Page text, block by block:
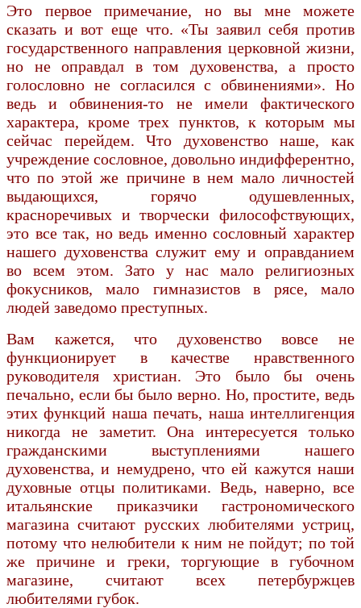
Это первое примечание, но вы мне можете
сказать и вот еще что. «Ты заявил себя против
государственного направления церковной жизни,
но не оправдал в том духовенства, а просто
голословно не согласился с обвинениями». Но
ведь и обвинения-то не имели фактического
характера, кроме трех пунктов, к которым мы
сейчас перейдем. Что духовенство наше, как
учреждение сословное, довольно индифферентно,
что по этой же причине в нем мало личностей
выдающихся, горячо одушевленных,
красноречивых и творчески философствующих,
это все так, но ведь именно сословный характер
нашего духовенства служит ему и оправданием
во всем этом. Зато у нас мало религиозных
фокусников, мало гимназистов в рясе, мало
людей заведомо преступных.
Вам кажется, что духовенство вовсе не
функционирует в качестве нравственного
руководителя христиан. Это было бы очень
печально, если бы было верно. Но, простите, ведь
этих функций наша печать, наша интеллигенция
никогда не заметит. Она интересуется только
гражданскими выступлениями нашего
духовенства, и немудрено, что ей кажутся наши
духовные отцы политиками. Ведь, наверно, все
итальянские приказчики гастрономического
магазина считают русских любителями устриц,
потому что нелюбители к ним не пойдут; по той
же причине и греки, торгующие в губочном
магазине, считают всех петербуржцев
любителями губок.